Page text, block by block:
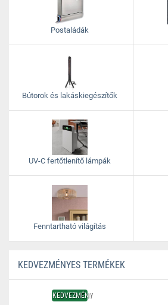
Postaládák
Bútorok és lakáskiegészítők
UV-C fertőtlenítő lámpák
Fenntartható világítás
KEDVEZMÉNYES TERMÉKEK
KEDVEZMÉNY